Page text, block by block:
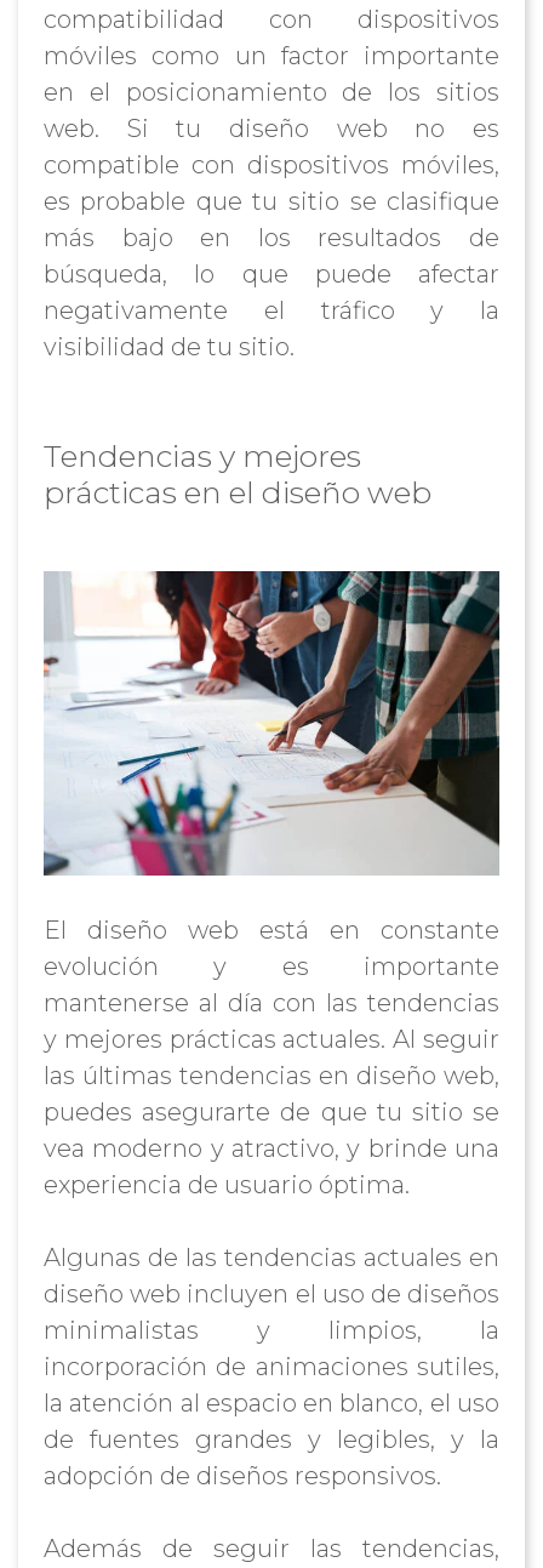
compatibilidad con dispositivos
móviles como un factor importante
en el posicionamiento de los sitios
web. Si tu diseño web no es
compatible con dispositivos móviles,
es probable que tu sitio se clasifique
más bajo en los resultados de
búsqueda, lo que puede afectar
negativamente el tráfico y la
visibilidad de tu sitio.
Tendencias y mejores
prácticas en el diseño web
El diseño web está en constante
evolución y es importante
mantenerse al día con las tendencias
y mejores prácticas actuales. Al seguir
las últimas tendencias en diseño web,
puedes asegurarte de que tu sitio se
vea moderno y atractivo, y brinde una
experiencia de usuario óptima.
Algunas de las tendencias actuales en
diseño web incluyen el uso de diseños
minimalistas y limpios, la
incorporación de animaciones sutiles,
la atención al espacio en blanco, el uso
de fuentes grandes y legibles, y la
adopción de diseños responsivos.
Además de seguir las tendencias,